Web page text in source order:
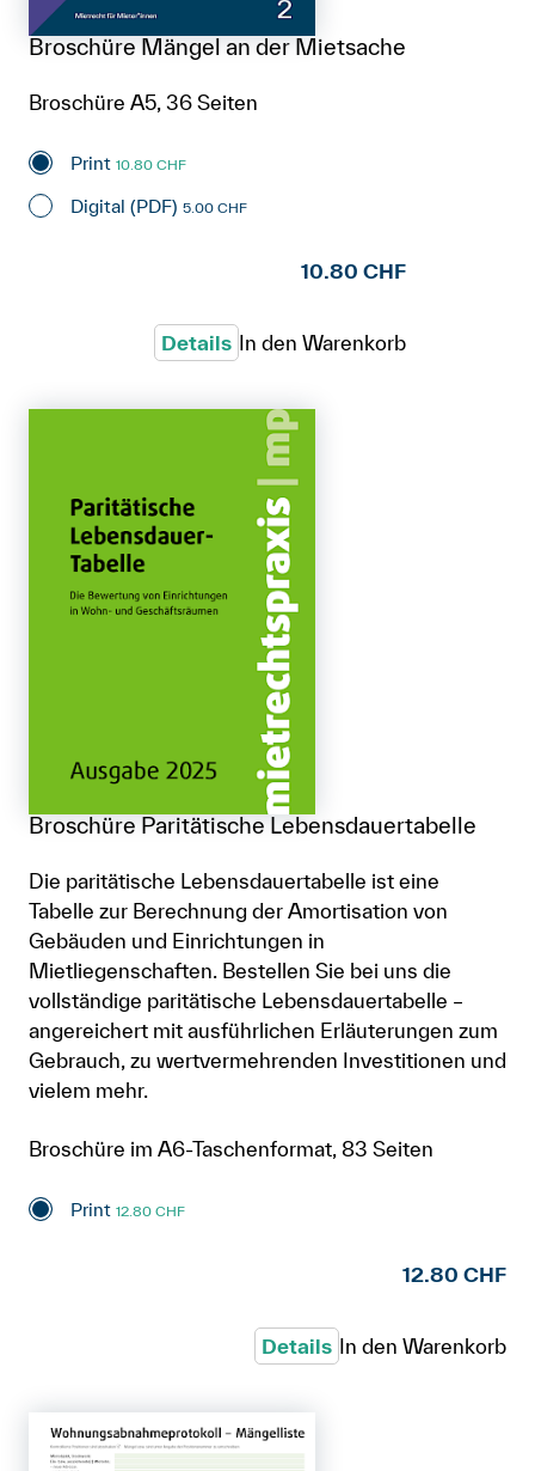
Broschüre Mängel an der Mietsache
Broschüre A5, 36 Seiten
Print 10.80 CHF
Digital (PDF) 5.00 CHF
10.80 CHF
Details In den Warenkorb
Broschüre Paritätische Lebensdauertabelle
Die paritätische Lebensdauertabelle ist eine
Tabelle zur Berechnung der Amortisation von
Gebäuden und Einrichtungen in
Mietliegenschaften. Bestellen Sie bei uns die
vollständige paritätische Lebensdauertabelle –
angereichert mit ausführlichen Erläuterungen zum
Gebrauch, zu wertvermehrenden Investitionen und
vielem mehr.
Broschüre im A6-Taschenformat, 83 Seiten
Print 12.80 CHF
12.80 CHF
Details In den Warenkorb